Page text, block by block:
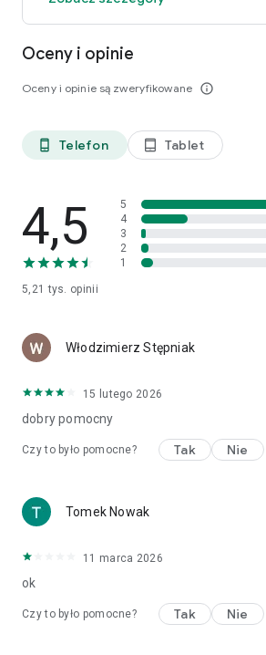
Oceny i opinie
Oceny i opinie są zweryfikowane info_outline
phone_android Telefon tablet_android Tablet
4,5
5,21 tys. opinii
5
4
3
2
1
Włodzimierz Stępniak
15 lutego 2026
dobry pomocny
Czy to było pomocne? Tak Nie
Tomek Nowak
11 marca 2026
ok
Czy to było pomocne? Tak Nie